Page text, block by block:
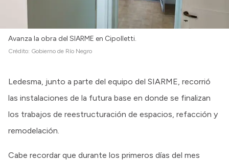
Avanza la obra del SIARME en Cipolletti.
Crédito: Gobierno de Río Negro
Ledesma, junto a parte del equipo del SIARME, recorrió
las instalaciones de la futura base en donde se finalizan
los trabajos de reestructuración de espacios, refacción y
remodelación.
Cabe recordar que durante los primeros días del mes